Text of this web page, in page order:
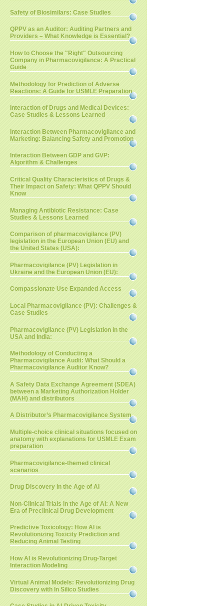
Safety of Biosimilars: Case Studies
QPPV as an Auditor: Auditing Partners and
Providers – What Knowledge is Essential?
How to Choose the "Right" Outsourcing
Company in Pharmacovigilance: A Practical
Guide
Methodology for Prediction of Adverse
Reactions: A Guide for USMLE Preparation
Interaction of Drugs and Medical Devices:
Case Studies & Lessons Learned
Interaction Between Pharmacovigilance and
Marketing: Balancing Safety and Promotion
Interaction Between GDP and GVP:
Algorithm & Challenges
Critical Quality Characteristics of Drugs &
Their Impact on Safety: What QPPV Should
Know
Managing Antibiotic Resistance: Case
Studies & Lessons Learned
Comparison of pharmacovigilance (PV)
legislation in the European Union (EU) and
the United States (USA):
Pharmacovigilance (PV) Legislation in
Ukraine and the European Union (EU):
Compassionate Use Expanded Access
Local Pharmacovigilance (PV): Challenges &
Case Studies
Pharmacovigilance (PV) Legislation in the
USA and India:
Methodology of Conducting a
Pharmacovigilance Audit: What Should a
Pharmacovigilance Auditor Know?
A Safety Data Exchange Agreement (SDEA)
between a Marketing Authorization Holder
(MAH) and distributors
A Distributor’s Pharmacovigilance System
Multiple-choice clinical situations focused on
anatomy with explanations for USMLE Exam
preparation
Pharmacovigilance-themed clinical
scenarios
Drug Discovery in the Age of AI
Non-Clinical Trials in the Age of AI: A New
Era of Preclinical Drug Development
Predictive Toxicology: How AI is
Revolutionizing Toxicity Prediction and
Reducing Animal Testing
How AI is Revolutionizing Drug-Target
Interaction Modeling
Virtual Animal Models: Revolutionizing Drug
Discovery with In Silico Studies